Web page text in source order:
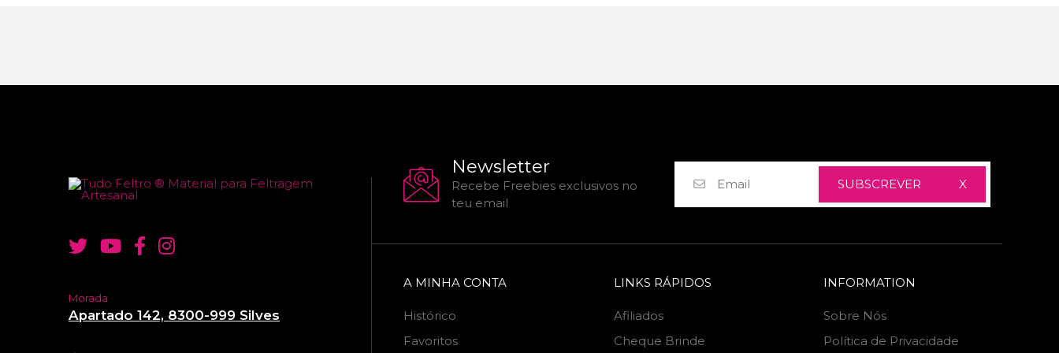
Morada
Apartado 142, 8300-999 Silves
Newsletter
Recebe Freebies exclusivos no
teu email
SUBSCREVER X
A MINHA CONTA
Histórico
Favoritos
LINKS RÁPIDOS
Afiliados
Cheque Brinde
INFORMATION
Sobre Nós
Política de Privacidade